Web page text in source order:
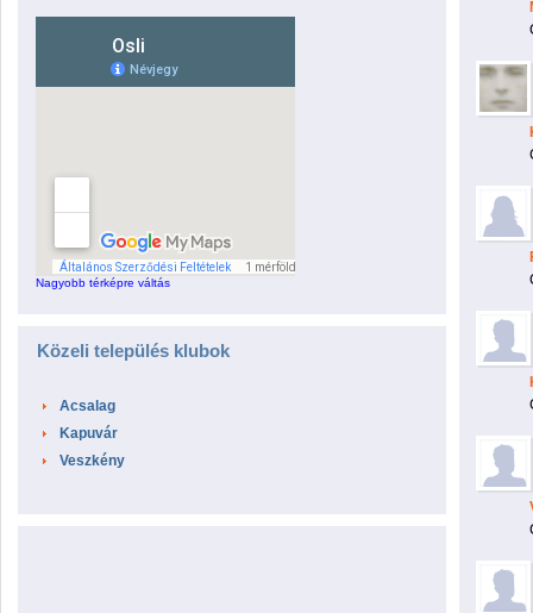
Nagyobb térképre váltás
Közeli település klubok
Acsalag
Kapuvár
Veszkény